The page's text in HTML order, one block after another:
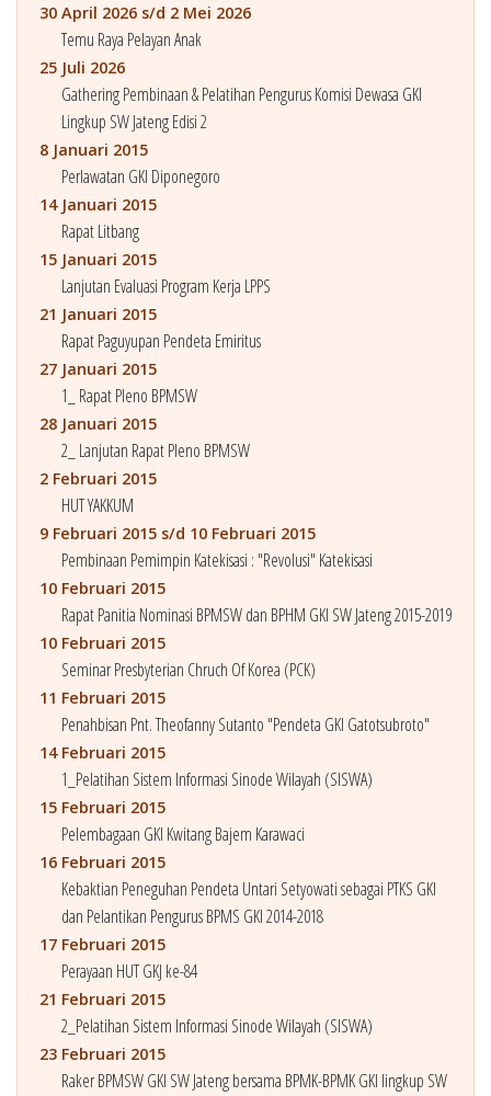
30 April 2026 s/d 2 Mei 2026
Temu Raya Pelayan Anak
25 Juli 2026
Gathering Pembinaan & Pelatihan Pengurus Komisi Dewasa GKI
Lingkup SW Jateng Edisi 2
8 Januari 2015
Perlawatan GKI Diponegoro
14 Januari 2015
Rapat Litbang
15 Januari 2015
Lanjutan Evaluasi Program Kerja LPPS
21 Januari 2015
Rapat Paguyupan Pendeta Emiritus
27 Januari 2015
1_ Rapat Pleno BPMSW
28 Januari 2015
2_ Lanjutan Rapat Pleno BPMSW
2 Februari 2015
HUT YAKKUM
9 Februari 2015 s/d 10 Februari 2015
Pembinaan Pemimpin Katekisasi : "Revolusi" Katekisasi
10 Februari 2015
Rapat Panitia Nominasi BPMSW dan BPHM GKI SW Jateng 2015-2019
10 Februari 2015
Seminar Presbyterian Chruch Of Korea (PCK)
11 Februari 2015
Penahbisan Pnt. Theofanny Sutanto "Pendeta GKI Gatotsubroto"
14 Februari 2015
1_Pelatihan Sistem Informasi Sinode Wilayah (SISWA)
15 Februari 2015
Pelembagaan GKI Kwitang Bajem Karawaci
16 Februari 2015
Kebaktian Peneguhan Pendeta Untari Setyowati sebagai PTKS GKI
dan Pelantikan Pengurus BPMS GKI 2014-2018
17 Februari 2015
Perayaan HUT GKJ ke-84
21 Februari 2015
2_Pelatihan Sistem Informasi Sinode Wilayah (SISWA)
23 Februari 2015
Raker BPMSW GKI SW Jateng bersama BPMK-BPMK GKI lingkup SW